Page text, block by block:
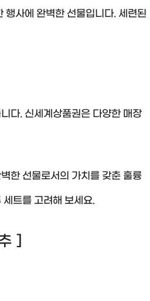
행사에 완벽한 선물입니다. 세련된
다. 신세계상품권은 다양한 매장
한 선물로서의 가치를 갖춘 훌륭
트를 고려해 보세요.
]